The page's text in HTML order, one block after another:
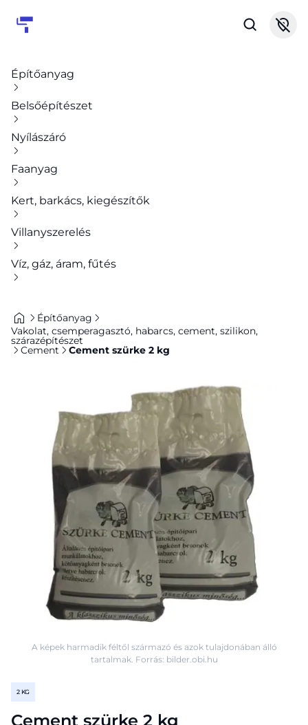
Építőanyag
Belsőépítészet
Nyílászáró
Faanyag
Kert, barkács, kiegészítők
Villanyszerelés
Víz, gáz, áram, fűtés
Építőanyag
Vakolat, csemperagasztó, habarcs, cement, szilikon,
szárazépítészet
Cement Cement szürke 2 kg
2 KG
Cement szürke 2 kg
A képek harmadik féltől származó és azok tulajdonában álló
tartalmak. Forrás: bilder.obi.hu